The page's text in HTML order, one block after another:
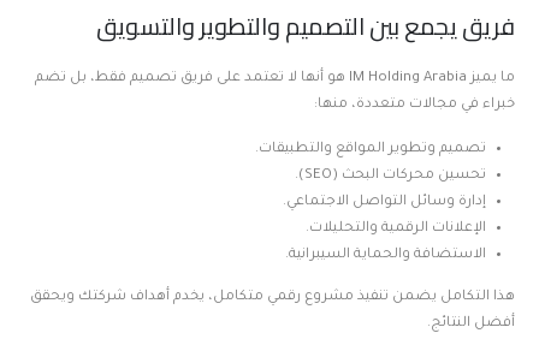
فريق يجمع بين التصميم والتطوير والتسويق
ما يميز IM Holding Arabia هو أنها لا تعتمد على فريق تصميم فقط، بل تضم
خبراء في مجالات متعددة، منها:
تصميم وتطوير المواقع والتطبيقات.
تحسين محركات البحث (SEO).
إدارة وسائل التواصل الاجتماعي.
الإعلانات الرقمية والتحليلات.
الاستضافة والحماية السيبرانية.
هذا التكامل يضمن تنفيذ مشروع رقمي متكامل، يخدم أهداف شركتك ويحقق
أفضل النتائج.